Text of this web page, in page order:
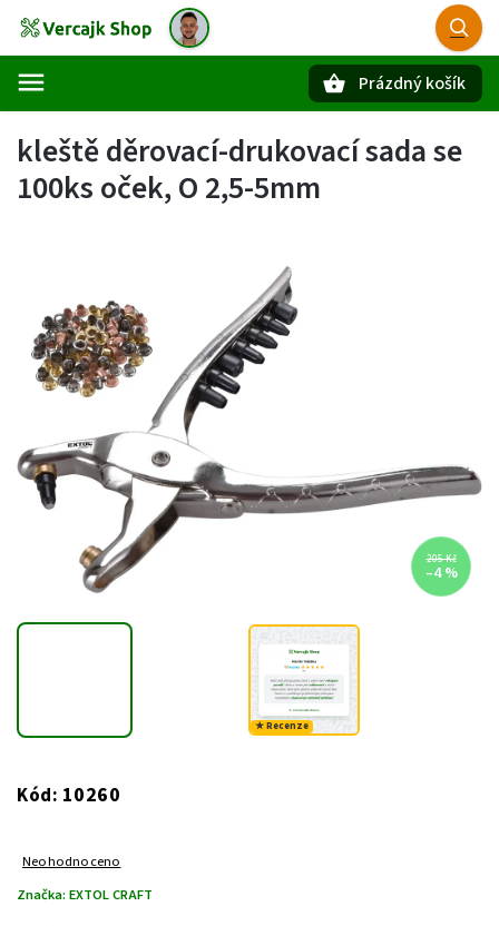
Prázdný košík
kleště děrovací-drukovací sada se
100ks oček, O 2,5-5mm
205 Kč
–4 %
★ Recenze
Kód: 10260
Neohodnoceno
Značka: EXTOL CRAFT